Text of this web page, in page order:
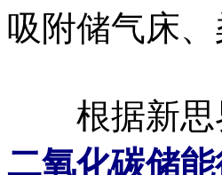
吸附储气床
根据新思
二氧化碳储